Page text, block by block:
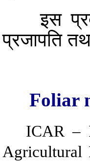
इस
प्रजापति
Foliar
ICAR –
Agricultural